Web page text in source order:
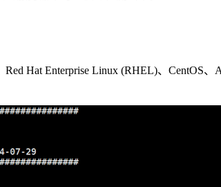
Hat Enterprise Linux (RHEL)、